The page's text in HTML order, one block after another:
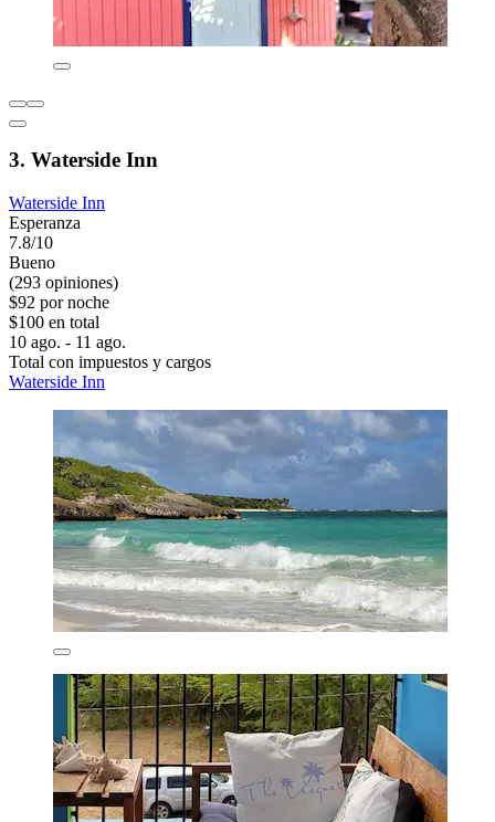
3. Waterside Inn
Waterside Inn
Esperanza
7.8/10
Bueno
(293 opiniones)
$92 por noche
$100 en total
10 ago. - 11 ago.
Total con impuestos y cargos
Waterside Inn